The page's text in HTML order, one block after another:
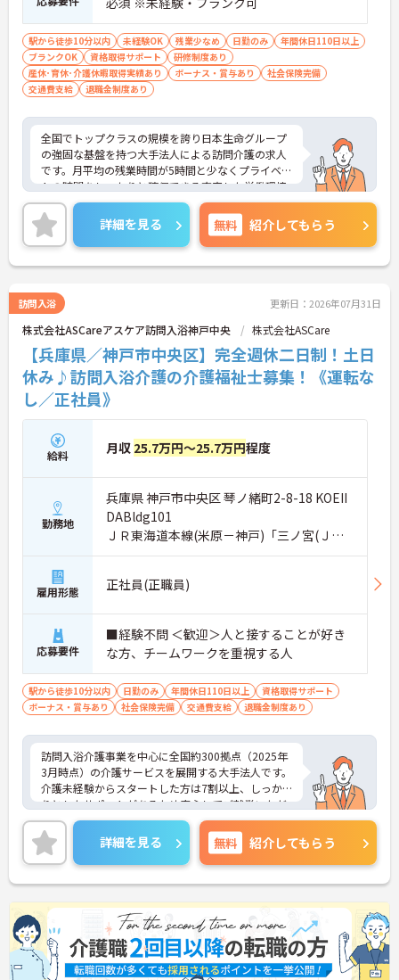
駅から徒歩10分以内 未経験OK 残業少なめ 日勤のみ
年間休日110日以上
ブランクOK
資格取得サポート
研修制度あり
産休･育休･介護休暇取得実績あり
ボーナス・賞与あり
社会保険完備
交通費支給
退職金制度あり
全国でトップクラスの規模を誇り日本生命グループ
の強固な基盤を持つ大手法人による訪問介護の求人
です。月平均の残業時間が5時間と少なくプライベー
トの時間をしっかりと確保できる充実した労働環境
が整っています。入社後6ヶ月間は専属のOJT担当者
が付き丁寧な指導や面談を通じたフォローを行うた
め新しい環境への適応もスムーズに進みます。また
産休や育休の取得実績が豊富で子ども手当の支給や
くるみんマークの取得など子育てとの両立を強力に
度や職種間のジョブローテーション制度も整備され
ており有資格者としての専門性を磨きながら中長期
的なキャリアアップを描けます。年齢による一律の
給与減額やキャリア上限を撤廃し定年65歳から75歳
までの再雇用制度を設けているため幅広い世代のス
タッフがそれぞれの強みを活かして長く活躍できる
魅力的な職場です。
【無理のないペースで、長く健康に働ける】
・月平均の残業時間が5時間程度！プライベートの
時間をしっかり確保できます
・転勤の範囲は通勤圏内に限定されているので住み
慣れた地域で安定した生活基盤を築けます
・産休や育休から介護休暇まで取得実績が豊富であ
りライフステージの変化に柔軟に対応しています
【手厚いサポートが証明する、安心の職場環境】
・入社後6ヶ月間はOJT担当者が付きマンツーマンの
談で就労定着に向けたフォローを行うため一人で悩
みを抱え込まずに相談できます
・子育て世代からシニア世代まで幅広い年齢層が在
ます
【経験を積むほど、キャリアと収入が伸びていく】
・実務者研修や介護福祉士などの資格手当を支給し
ており努力と専門性が毎月の収入に直結します
・自社教育部門の講座を割引で受講できる制度を活
用して働きながら上位資格への挑戦が可能です
・年齢による給与減額を廃止し75歳までの再雇用制
度を整えているため生涯現役で活躍し続けられます
詳細を見る 無料 紹介してもらう
訪問入浴 更新日：2026年07月31日
株式会社ASCareアスケア訪問入浴神戸中央 株式会社ASCare
【兵庫県／神戸市中央区】完全週休二日制！土日
休み♪訪問入浴介護の介護福祉士募集！《運転な
し／正社員》
給料 月収 25.7万円～25.7万円程度
勤務地
兵庫県 神戸市中央区 琴ノ緒町2-8-18 KOEII
DABldg101
ＪＲ東海道本線(米原－神戸)「三ノ宮(ＪＲ)
駅」徒歩7分
雇用形態 正社員(正職員)
応募要件
■経験不問 ＜歓迎＞人と接することが好き
な方、チームワークを重視する人
駅から徒歩10分以内 日勤のみ 年間休日110日以上
資格取得サポート
ボーナス・賞与あり
社会保険完備 交通費支給 退職金制度あり
訪問入浴介護事業を中心に全国約300拠点（2025年
3月時点）の介護サービスを展開する大手法人です。
介護未経験からスタートした方は7割以上、しっか
りとしたサポートがあるため安心してご就業いただ
けます。お風呂に入れなくて困っている方に、手を
差し伸べてあげられるとてもやりがいのあるお仕事
です。ご興味ある方には、面接対策ポイントなど、
さらに詳細をお話しいたしますのでお気軽にご相談
ください！
詳細を見る 無料 紹介してもらう